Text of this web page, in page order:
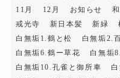
11月
12月 お知らせ
戒光寺
新日本髪 新緑
白無垢1.鶴と松
白無垢2.
白無垢6.鶴ー草花
白無垢
白無垢10.孔雀と御所車